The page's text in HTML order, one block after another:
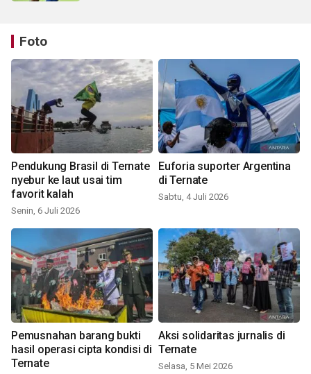
Foto
Pendukung Brasil di Ternate
nyebur ke laut usai tim
favorit kalah
Senin, 6 Juli 2026
Euforia suporter Argentina
di Ternate
Sabtu, 4 Juli 2026
Pemusnahan barang bukti
hasil operasi cipta kondisi di
Ternate
Aksi solidaritas jurnalis di
Ternate
Selasa, 5 Mei 2026